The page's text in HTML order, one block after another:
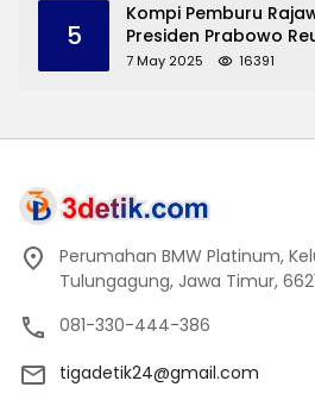
5
Kompi Pemburu
Presiden Prabowo
7 May 2025 16391
Perumahan BMW Platinum,
Tulungagung, Jawa Timur,
081-330-444-386
tigadetik24@gmail.com